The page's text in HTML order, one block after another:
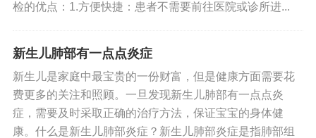
检的优点：1.方便快捷：患者不需要前往医院或诊所进...
新生儿肺部有一点点炎症
新生儿是家庭中最宝贵的一份财富，但是健康方面需要花
费更多的关注和照顾。一旦发现新生儿肺部有一点点炎
症，需要及时采取正确的治疗方法，保证宝宝的身体健
康。什么是新生儿肺部炎症？新生儿肺部炎症是指肺部组